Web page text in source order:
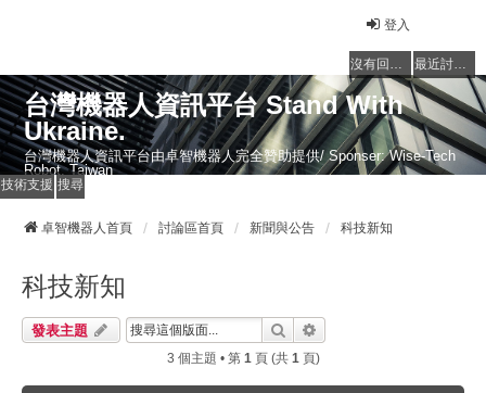
登入
沒有回覆的主題 最近討論的主題
台灣機器人資訊平台 Stand With
Ukraine.
台灣機器人資訊平台由卓智機器人完全贊助提供/ Sponser: Wise-Tech
Robot, Taiwan
技術支援 搜尋
卓智機器人首頁 討論區首頁 新聞與公告 科技新知
科技新知
發表主題 搜尋
3 個主題 • 第 1頁 (共 1頁)